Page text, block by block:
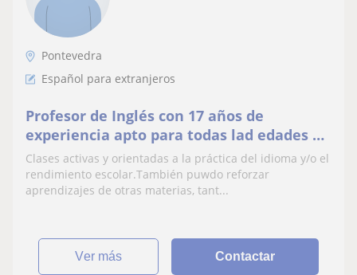
Pontevedra
Español para extranjeros
Profesor de Inglés con 17 años de
experiencia apto para todas lad edades y
niveles educativos.
Clases activas y orientadas a la práctica del idioma y/o el
rendimiento escolar.También puwdo reforzar
aprendizajes de otras materias, tant...
ver más Contactar